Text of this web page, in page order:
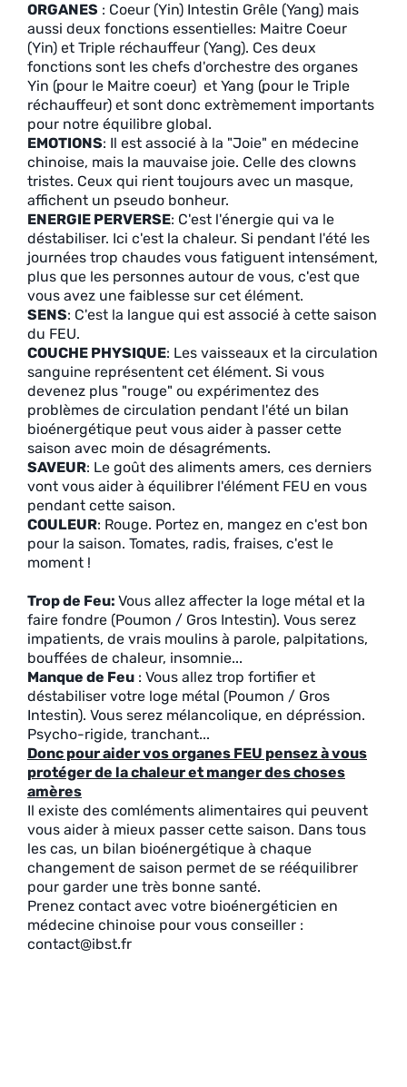
ORGANES : Coeur (Yin) Intestin Grêle (Yang) mais
aussi deux fonctions essentielles: Maitre Coeur
(Yin) et Triple réchauffeur (Yang). Ces deux
fonctions sont les chefs d'orchestre des organes
Yin (pour le Maitre coeur) et Yang (pour le Triple
réchauffeur) et sont donc extrèmement importants
pour notre équilibre global.
EMOTIONS: Il est associé à la "Joie" en médecine
chinoise, mais la mauvaise joie. Celle des clowns
tristes. Ceux qui rient toujours avec un masque,
affichent un pseudo bonheur.
ENERGIE PERVERSE: C'est l'énergie qui va le
déstabiliser. Ici c'est la chaleur. Si pendant l'été les
journées trop chaudes vous fatiguent intensément,
plus que les personnes autour de vous, c'est que
vous avez une faiblesse sur cet élément.
SENS: C'est la langue qui est associé à cette saison
du FEU.
COUCHE PHYSIQUE: Les vaisseaux et la circulation
sanguine représentent cet élément. Si vous
devenez plus "rouge" ou expérimentez des
problèmes de circulation pendant l'été un bilan
bioénergétique peut vous aider à passer cette
saison avec moin de désagréments.
SAVEUR: Le goût des aliments amers, ces derniers
vont vous aider à équilibrer l'élément FEU en vous
pendant cette saison.
COULEUR: Rouge. Portez en, mangez en c'est bon
pour la saison. Tomates, radis, fraises, c'est le
moment !
Trop de Feu: Vous allez affecter la loge métal et la
faire fondre (Poumon / Gros Intestin). Vous serez
impatients, de vrais moulins à parole, palpitations,
bouffées de chaleur, insomnie...
Manque de Feu : Vous allez trop fortifier et
déstabiliser votre loge métal (Poumon / Gros
Intestin). Vous serez mélancolique, en dépréssion.
Psycho-rigide, tranchant...
Donc pour aider vos organes FEU pensez à vous
protéger de la chaleur et manger des choses
amères
Il existe des comléments alimentaires qui peuvent
vous aider à mieux passer cette saison. Dans tous
les cas, un bilan bioénergétique à chaque
changement de saison permet de se rééquilibrer
pour garder une très bonne santé.
Prenez contact avec votre bioénergéticien en
médecine chinoise pour vous conseiller :
contact@ibst.fr